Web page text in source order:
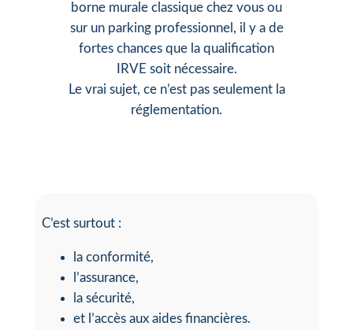
borne murale classique chez vous ou
sur un parking professionnel, il y a de
fortes chances que la qualification
IRVE soit nécessaire.
Le vrai sujet, ce n’est pas seulement la
réglementation.
C’est surtout :
la conformité,
l’assurance,
la sécurité,
et l’accès aux aides financières.